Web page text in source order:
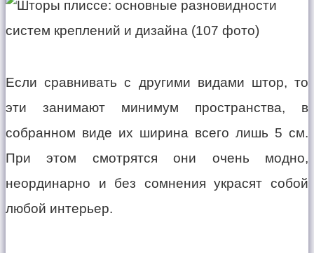
Если сравнивать с другими видами штор, то
эти занимают минимум пространства, в
собранном виде их ширина всего лишь 5 см.
При этом смотрятся они очень модно,
неординарно и без сомнения украсят собой
любой интерьер.